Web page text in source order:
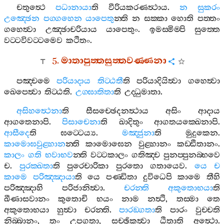
චතුත්‍ථෙ පධානායාති වීරියකරණත්‍ථාය. න
සුකරං
උඤ‍්ඡෙන පග‍්ගහෙන යාපෙතුන‍්ති න සක‍්කා හොති පත‍්තං
ගහෙත්‍වා
උඤ‍්ඡාචරියාය යාපෙතුං. ඉමස‍්මිම‍්පි
සුත‍්තෙ
වට‍්ටවිවට‍්ටමෙව කථිතං.
5.මාතාපුත‍්තසුත‍්තවණ‍්ණනා
පඤ‍්චමෙ පරියාදාය තිට‍්ඨතීති පරියාදියිත්‍වා
ගහෙත්‍වා
ඛෙපෙත්‍වා තිට‍්ඨති. උග‍්ඝාතිතාති උද‍්ධුමාතා.
අසිහත්‍ථෙනාති සීසච‍්ඡෙදනත්‍ථාය අසිං
ආදාය
ආගතෙනාපි.පිසාචෙනාති ඛාදිතුං ආගතයක‍්ඛෙනාපි.
ආසීදෙති ඝට‍්ටෙය්‍ය. මඤ‍්ජුනාති මුදුකෙන.
කාමොඝවුළ‍්හානන‍්ති කාමොඝෙන වුළ‍්හානං කඩ‍්ඪිතානං.
කාලං ගති භවාභවන‍්ති වට‍්ටකාලං ගතිඤ‍්ච පුනප‍්පුනබ‍්භවෙ
ච. පුරක‍්ඛතාති පුරෙචාරිකා පුරතො ගතායෙව. යෙ
ච
කාමෙ
පරිඤ‍්ඤායාති යෙ පණ‍්ඩිතා දුවිධෙපි කාමෙ
තීහි
පරිඤ‍්ඤාහි
පරිජානිත්‍වා. චරන‍්ති අකුතොභයාති
ඛීණාසවානං
කුතොචි භයං නාම නත්‍ථි, තස‍්මා
තෙ
අකුතොභයා
හුත්‍වා චරන‍්ති.පාරඞ‍්ගතාති පාරං
වුච‍්චති
නිබ‍්බානං,තං උපගතා, සච‍්ඡිකත්‍වා ඨිතාති අත්‍ථො.